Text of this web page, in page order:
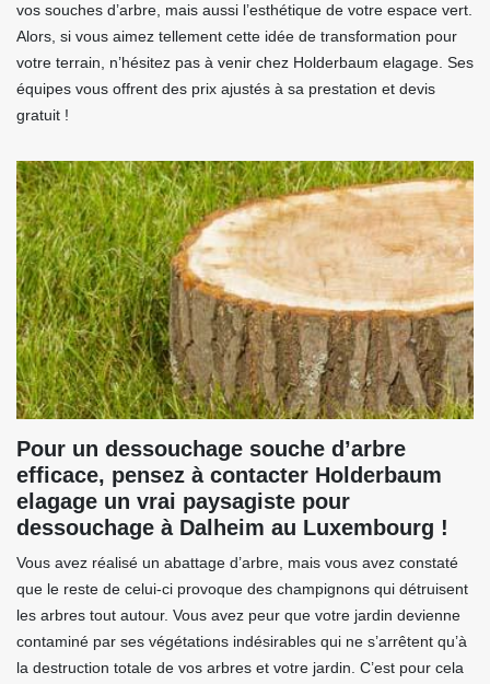
vos souches d’arbre, mais aussi l’esthétique de votre espace vert.
Alors, si vous aimez tellement cette idée de transformation pour
votre terrain, n’hésitez pas à venir chez Holderbaum elagage. Ses
équipes vous offrent des prix ajustés à sa prestation et devis
gratuit !
Pour un dessouchage souche d’arbre
efficace, pensez à contacter Holderbaum
elagage un vrai paysagiste pour
dessouchage à Dalheim au Luxembourg !
Vous avez réalisé un abattage d’arbre, mais vous avez constaté
que le reste de celui-ci provoque des champignons qui détruisent
les arbres tout autour. Vous avez peur que votre jardin devienne
contaminé par ses végétations indésirables qui ne s’arrêtent qu’à
la destruction totale de vos arbres et votre jardin. C’est pour cela